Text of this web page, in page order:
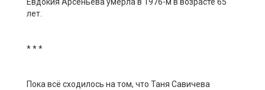
лет.
* * *
Пока всё сходилось на том, что Таня Савичева